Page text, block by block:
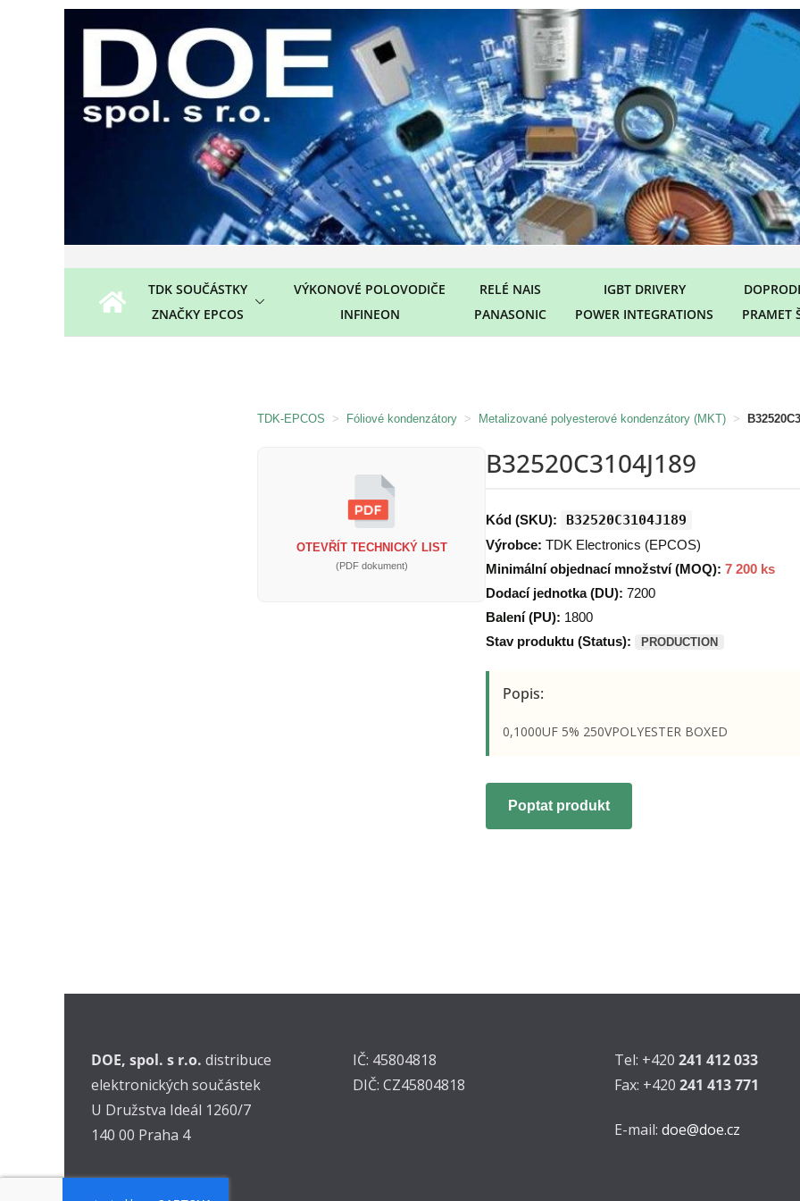
TDK SOUČÁSTKY
ZNAČKY EPCOS
VÝKONOVÉ POLOVODIČE
INFINEON
RELÉ NAIS
PANASONIC
IGBT DRIVERY
POWER INTEGRATIONS
PRAMET
TDK-EPCOS > Fóliové kondenzátory > Metalizované polyesterové kondenzátory (MKT) >
OTEVŘÍT TECHNICKÝ LIST
(PDF dokument)
B32520C3104J189
Kód (SKU): B32520C3104J189
Výrobce: TDK Electronics (EPCOS)
Minimální objednací množství (MOQ): 7 200 ks
Dodací jednotka (DU): 7200
Balení (PU): 1800
Stav produktu (Status):
PRODUCTION
Popis:
0,1000UF 5% 250VPOLYESTER BOXED
Poptat produkt
DOE, spol. s r.o. distribuce
elektronických součástek
U Družstva Ideál 1260/7
140 00 Praha 4
IČ: 45804818
DIČ: CZ45804818
Tel: +420 241 412 033
Fax: +420 241 413 771
E-mail: doe@doe.cz